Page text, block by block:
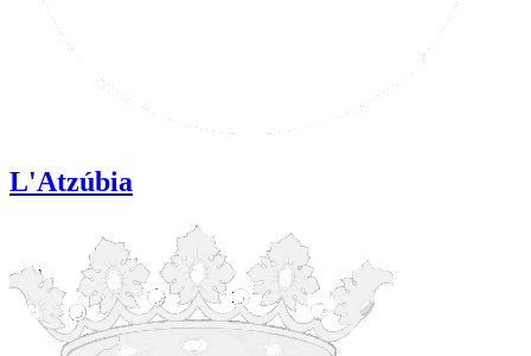
L'Atzúbia